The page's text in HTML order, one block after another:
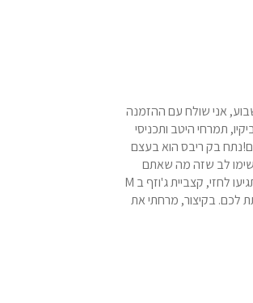
אני שולח עם ההזמנה
תמרחי היטב ותכניסי
בק ריבס הוא בעצם
לב שזה מה שאתם
מבקשים מהקצב! או שפשוט תגיעו לחזי, קצביית ג'וזף ב M
לכם. בקיצור, מרחתי את